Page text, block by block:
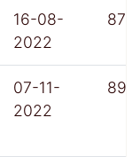
16-08-
2022
874
07-11-
2022
896